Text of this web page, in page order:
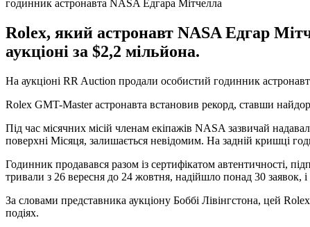
годинник астронавта NASA Едгара Мітчелла
Rolex, який астронавт NASA Едгар
аукціоні за $2,2 мільйона.
На аукціоні RR Auction продали особистий годинник
Rolex GMT-Master астронавта встановив рекорд, ставши
Під час місячних місій членам екіпажів NASA зазвичай
поверхні Місяця, залишається невідомим. На задній кришці
Годинник продавався разом із сертифікатом автентичності,
тривали з 26 вересня до 24 жовтня, надійшло понад 30 заявок, і
За словами представника аукціону Боббі Лівінгстона, цей
подіях.